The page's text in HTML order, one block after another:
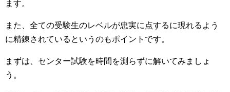
ます。
また、全ての受験生のレベルが忠実に点するに現れるよう
に精錬されているというのもポイントです。
まずは、センター試験を時間を測らずに解いてみましょ
う。